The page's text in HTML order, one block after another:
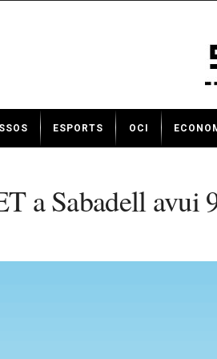
ESPORTS OCI
a Sabadell avui